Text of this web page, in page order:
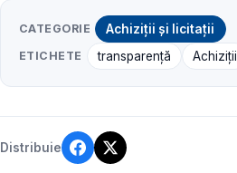
CATEGORIE Achiziții și licitații
ETICHETE transparență Achiziții
Distribuie